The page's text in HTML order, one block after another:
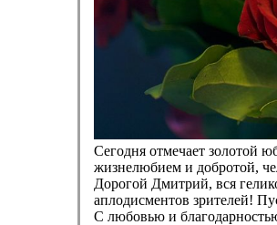
Сегодня отмечает золотой
жизнелюбием и добротой,
Дорогой Дмитрий, вся
аплодисментов зрителей!
С любовью и